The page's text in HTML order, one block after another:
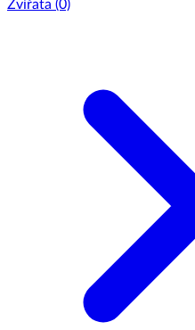
Zvířata (0)